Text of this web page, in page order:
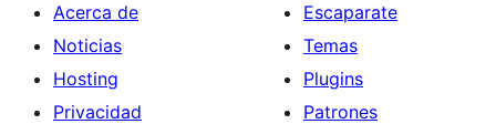
Acerca de
Noticias
Hosting
Privacidad
Escaparate
Temas
Plugins
Patrones